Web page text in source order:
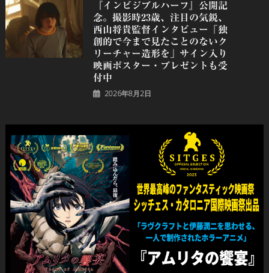
『インビジブルハーフ』公開記
念。撮影時23歳、注目の気鋭、
⻄⼭将貴監督インタビュー「独
創的で今まで見たことのないク
リーチャー造形を」サイン入り
映画ポスター・プレゼントも受
付中
2026年8月2日